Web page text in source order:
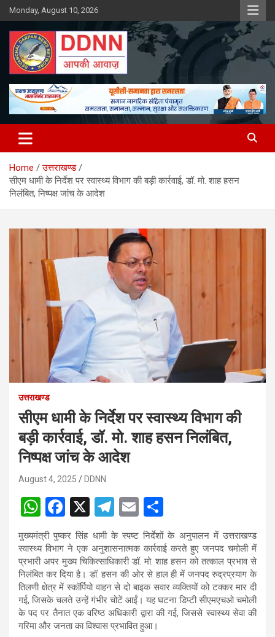
Skip
to
content
Monday, August 10, 2026
DDNN
Home
उत्तराखण्ड
सीएम धामी के निर्देश पर स्वास्थ्य विभाग की बड़ी कार्रवाई, डॉ. मो. शाह हसन
निलंबित, निष्पक्ष जांच के आदेश
उत्तराखण्ड
सीएम धामी के निर्देश पर स्वास्थ्य विभाग की
बड़ी कार्रवाई, डॉ. मो. शाह हसन निलंबित,
निष्पक्ष जांच के आदेश
August 4, 2025 DDNN
W
h
at
s
A
p
p
F
a
ce
b
o
o
k
X
T
el
e
gr
a
m
E
m
ail
h
ar
e
मुख्यमंत्री पुष्कर सिंह धामी के स्पष्ट निर्देशों के अनुपालन में उत्तराखण्ड
स्वास्थ्य विभाग ने एक अनुशासनात्मक कार्रवाई करते हुए जनपद चमोली में
प्रभारी अपर मुख्य चिकित्साधिकारी डॉ. मो. शाह हसन को तत्काल प्रभाव से
निलंबित कर दिया है। डॉ. हसन की ओर से हाल ही में जनपद रुद्रप्रयाग के
तिलणी क्षेत्र में स्कॉर्पियो वाहन से दो बाइक सवार व्यक्तियों को टक्कर मार दी
गई, जिसके चलते उन्हें गंभीर चोटें आईं। यह घटना डिप्टी सीएमएचओ चमोली
के पद पर तैनात एक वरिष्ठ अधिकारी द्वारा की गई, जिससे स्वास्थ्य सेवा की
गरिमा और जनता का विश्वास प्रभावित हुआ।